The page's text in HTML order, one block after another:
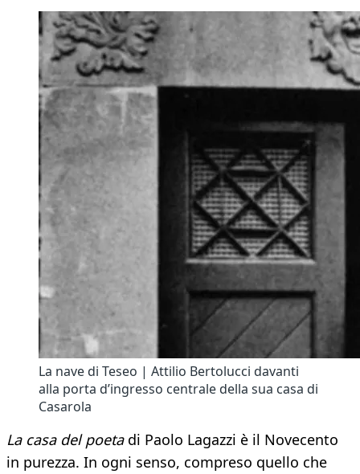
La nave di Teseo | Attilio Bertolucci davanti
alla porta d’ingresso centrale della sua casa di
Casarola
La casadel poetadi Paolo Lagazzi è il Novecento
in purezza. In ogni senso, compreso quello che